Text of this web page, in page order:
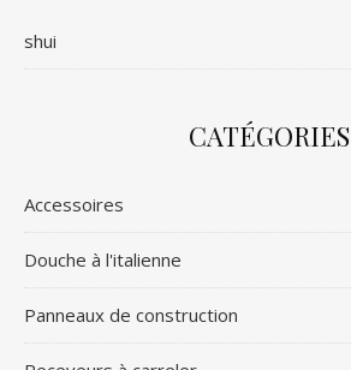
shui
CATÉGORIES
Accessoires
Douche à l'italienne
Panneaux de construction